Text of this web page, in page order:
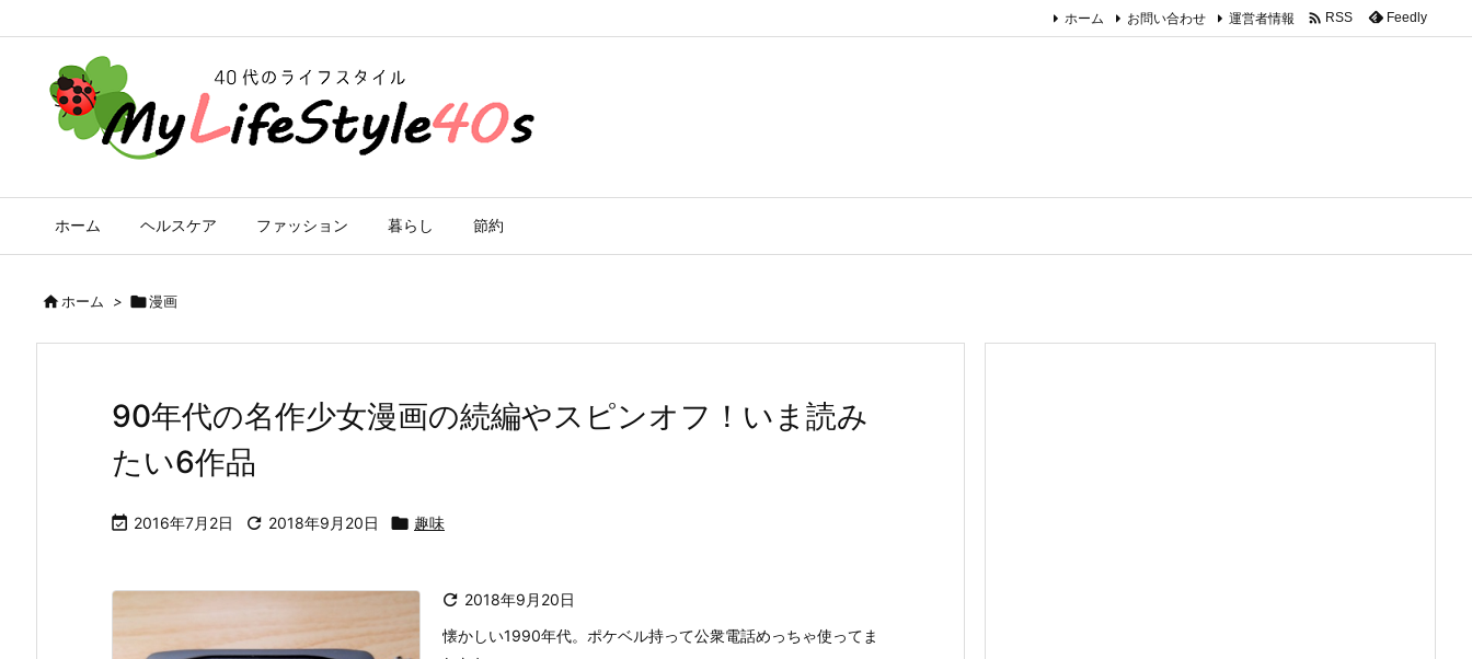
ホーム ヘルスケア ファッション 暮らし 節約
ホーム お問い合わせ 運営者情報  RSS Feedly
ホーム > 漫画
90年代の名作少女漫画の続編やスピンオフ！いま読み
たい6作品
 2016年7月2日  2018年9月20日  趣味
 2018年9月20日
懐かしい1990年代。ポケベル持って公衆電話めっちゃ使ってま